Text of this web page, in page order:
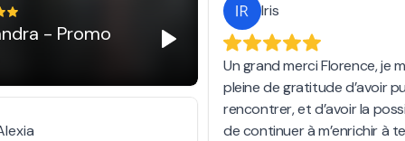
- Promo
Iris
Un grand merci Florence, je
pleine de gratitude d’avoir
rencontrer, et d’avoir la
de continuer à m’enrichir à